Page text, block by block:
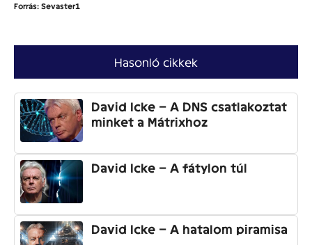
Forrás: Sevaster1
Hasonló cikkek
David Icke – A DNS csatlakoztat
minket a Mátrixhoz
David Icke – A fátylon túl
David Icke – A hatalom piramisa